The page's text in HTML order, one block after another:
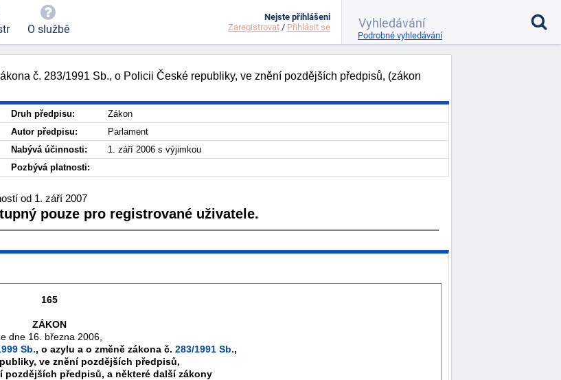
č. 283/1991 Sb., o Policii České republiky, ve znění pozdějších předpisů, (zákon
Druh předpisu:
Zákon
Autor předpisu:
Parlament
Nabývá účinnosti:
1. září 2006 s výjimkou
Pozbývá platnosti:
od 1. září 2007
pouze pro registrované uživatele.
165
ZÁKON
dne 16. března 2006,
Sb., o azylu a o změně zákona č. 283/1991 Sb.,
ve znění pozdějších předpisů,
pozdějších předpisů, a některé další zákony
O službě
Nejste přihlášeni
Zaregistrovat / Přihlásit se
Podrobné vyhledávání